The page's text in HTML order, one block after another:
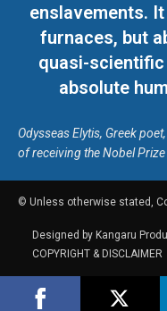
enslavements.
furnaces, but
quasi-
absolute
Odysseas Elytis, Greek
of receiving the Nobel
© Unless otherwise stated,
Designed by Kangaru
COPYRIGHT & DISCLAIMER